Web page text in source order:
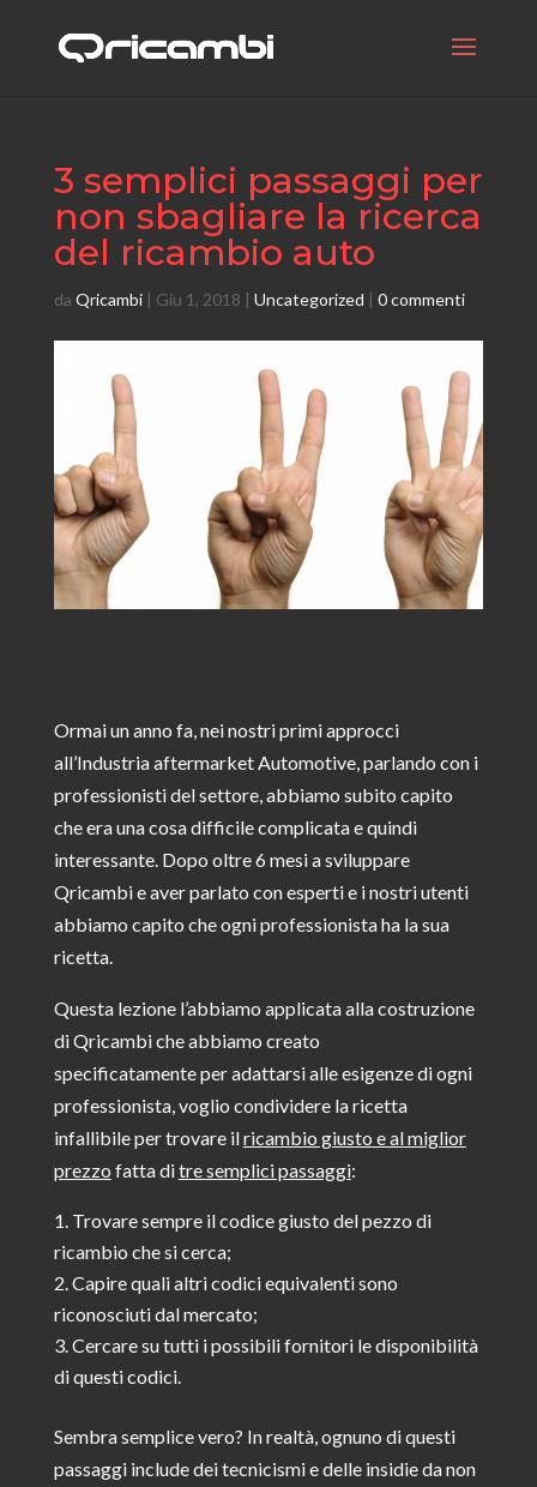
3 semplici passaggi per
non sbagliare la ricerca
del ricambio auto
da Qricambi| Giu 1, 2018 | Uncategorized | 0 commenti
Ormai un anno fa, nei nostri primi approcci
all’Industria aftermarket Automotive, parlando con i
professionisti del settore, abbiamo subito capito
che era una cosa difficile complicata e quindi
interessante. Dopo oltre 6 mesi a sviluppare
Qricambi e aver parlato con esperti e i nostri utenti
abbiamo capito che ogni professionista ha la sua
ricetta.
Questa lezione l’abbiamo applicata alla costruzione
di Qricambi che abbiamo creato
specificatamente per adattarsi alle esigenze di ogni
professionista, voglio condividere la ricetta
infallibile per trovare ilricambio giusto e al miglior
prezzo fatta ditre semplici passaggi:
Trovare sempre il codice giusto del pezzo di
ricambio che si cerca;
Capire quali altri codici equivalenti sono
riconosciuti dal mercato;
Cercare su tutti i possibili fornitori le disponibilità
di questi codici.
Sembra semplice vero? In realtà, ognuno di questi
passaggi include dei tecnicismi e delle insidie da non